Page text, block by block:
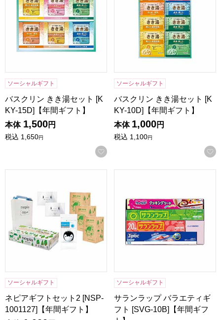
ソーシャルギフト
バスクリン きき湯セット [K
KY-15D]【年間ギフト】
本体 1,500円
税込 1,650円
お気に入りに登録する
ソーシャルギフト
バスクリン きき湯セット [K
KY-10D]【年間ギフト】
本体 1,000円
税込 1,100円
ソーシャルギフト
ネピアギフトセット2 [NSP-
1001127]【年間ギフト】
ソーシャルギフト
サランラップ バラエティギ
フト [SVG-10B]【年間ギフ